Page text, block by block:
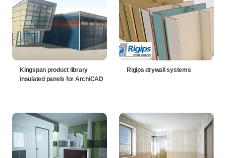
Kingspan product library
insulated panels for ArchiCAD
Rigips drywall systems